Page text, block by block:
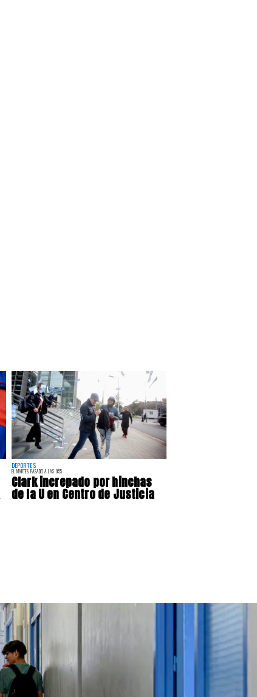
DEPORTES
EL MARTES PASADO A LAS 9:55
Clark increpado por hinchas
de la U en Centro de Justicia